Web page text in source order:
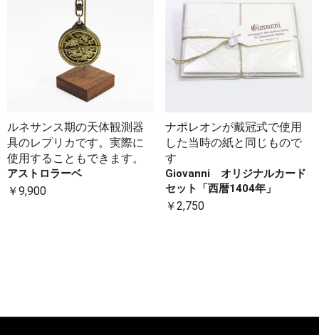
ルネサンス期の天体観測器
具のレプリカです。実際に
使用することもできます。
アストロラーベ
￥9,900
ナポレオンが戴冠式で使用
した当時の紙と同じもので
す
Giovanni オリジナルカード
セット「西暦1404年」
￥2,750